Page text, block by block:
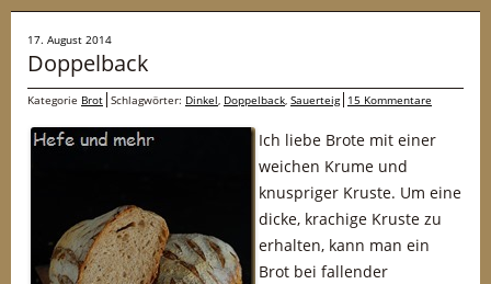
17. August 2014
Doppelback
Kategorie Brot Schlagwörter: Dinkel, Doppelback, Sauerteig 15 Kommentare
Ich liebe Brote mit einer
weichen Krume und
knuspriger Kruste. Um eine
dicke, krachige Kruste zu
erhalten, kann man ein
Brot bei fallender